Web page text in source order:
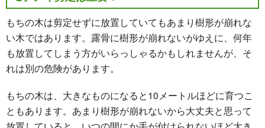
もちの木は剪定せずに放置していてもあまり樹形が崩れな
い木ではあります。露骨に樹形が崩れないがゆえに、何年
も放置してしまう方がいらっしゃるかもしれませんが、そ
れは別の危険があります。
もちの木は、大きなものになると10メートルほどに育つこ
ともあります。あまり樹形が崩れないから大丈夫と思って